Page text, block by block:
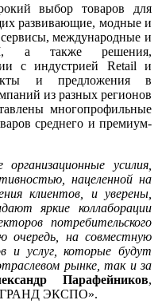
выбор товаров для
развивающие, модные и
международные и
а также решения,
с индустрией Retail и
и предложения в
из разных регионов
многопрофильные
среднего и премиум-
усилия,
нацеленной на
клиентов, и уверены,
яркие коллаборации
потребительского
очередь, на совместную
и услуг, которые будут
рынке, так и за
Парафейников,
«ГРАНД ЭКСПО».